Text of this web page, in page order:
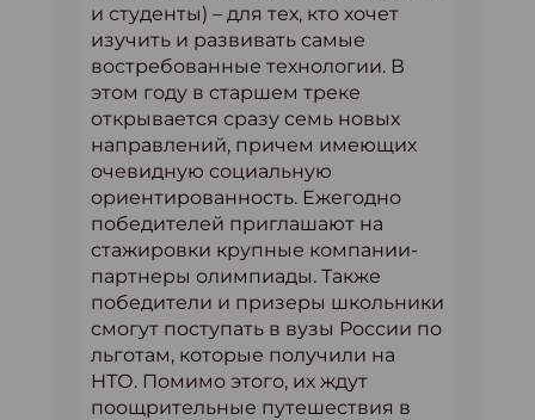
и студенты) – для тех, кто хочет
изучить и развивать самые
востребованные технологии. В
этом году в старшем треке
открывается сразу семь новых
направлений, причем имеющих
очевидную социальную
ориентированность. Ежегодно
победителей приглашают на
стажировки крупные компании-
партнеры олимпиады. Также
победители и призеры школьники
смогут поступать в вузы России по
льготам, которые получили на
НТО. Помимо этого, их ждут
поощрительные путешествия в